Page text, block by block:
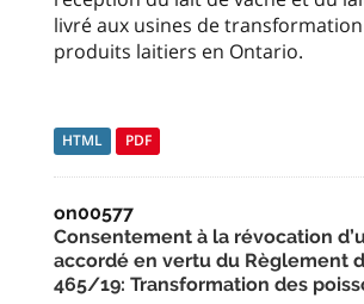
livré aux usines de
produits laitiers en Ontario.
HTML PDF
on00577
Consentement à la révocation
accordé en vertu du Règlement
465/19: Transformation des